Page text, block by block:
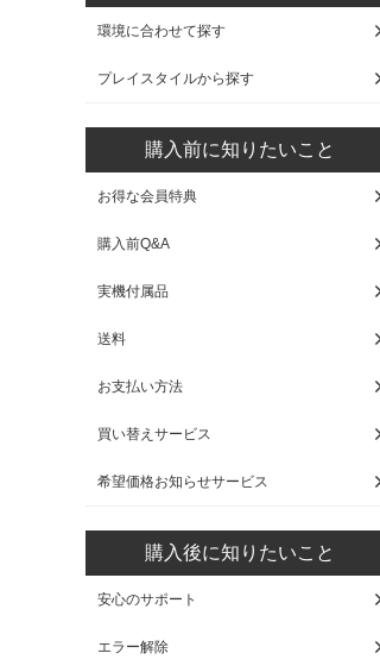
環境に合わせて探す
プレイスタイルから探す
購入前に知りたいこと
お得な会員特典
購入前Q&A
実機付属品
送料
お支払い方法
買い替えサービス
希望価格お知らせサービス
購入後に知りたいこと
安心のサポート
エラー解除